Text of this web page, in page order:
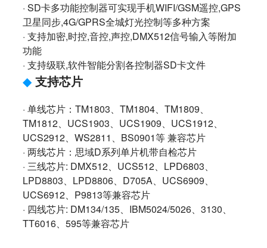
· SD卡多功能控制器可实现手机WIFI/GSM遥控,GPS
卫星同步,4G/GPRS全城灯光控制等多种方案
· 支持加密,时控,音控,声控,DMX512信号输入等附加
功能
· 支持级联,软件智能分割各控制器SD卡文件
◆ 支持芯片
· 单线芯片：TM1803、TM1804、TM1809、
TM1812、UCS1903、UCS1909、UCS1912、
UCS2912、WS2811、BS0901等 兼容芯片
· 两线芯片：思域D系列单片机带自检芯片
· 三线芯片: DMX512、UCS512、LPD6803、
LPD8803、LPD8806、D705A、UCS6909、
UCS6912、P9813等兼容芯片
· 四线芯片: DM134/135、IBM5024/5026、3130、
TT6016、595等兼容芯片